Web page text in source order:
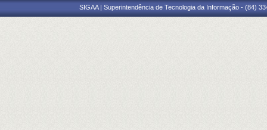
SIGAA | Superintendência de Tecnologia da Informação - (84)